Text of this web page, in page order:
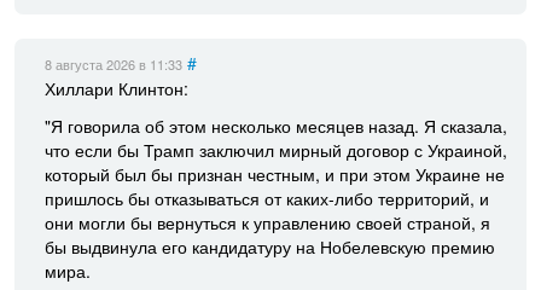
8 августа 2026 в 11:33 #
Хиллари Клинтон:
"Я говорила об этом несколько месяцев назад. Я сказала,
что если бы Трамп заключил мирный договор с Украиной,
который был бы признан честным, и при этом Украине не
пришлось бы отказываться от каких-либо территорий, и
они могли бы вернуться к управлению своей страной, я
бы выдвинула его кандидатуру на Нобелевскую премию
мира.